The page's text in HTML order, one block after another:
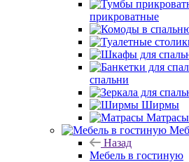
прикроватные
спальни
Ширмы
Матрасы
Назад
Мебель в гостиную